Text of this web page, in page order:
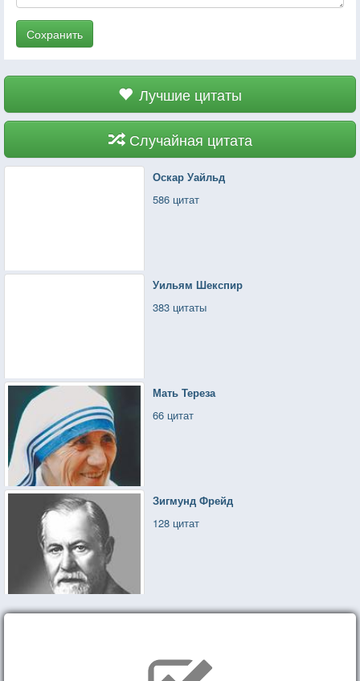
Сохранить
Лучшие цитаты
Случайная цитата
Оскар Уайльд
586 цитат
Уильям Шекспир
383 цитаты
Мать Тереза
66 цитат
Зигмунд Фрейд
128 цитат